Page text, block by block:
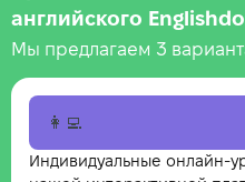
английского
Мы предлагаем 3
👩‍💻
Индивидуальные онлайн-